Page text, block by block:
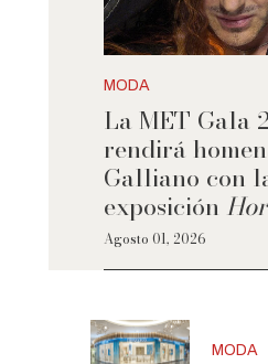
MODA
La MET Gala
rendirá
Galliano con
exposición
Agosto 01, 2026
MODA